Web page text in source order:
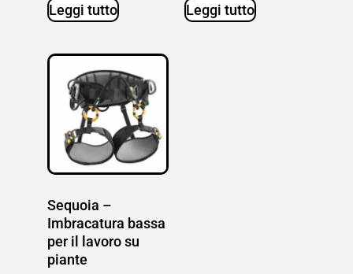
Leggi tutto Leggi tutto
Sequoia –
Imbracatura bassa
per il lavoro su
piante